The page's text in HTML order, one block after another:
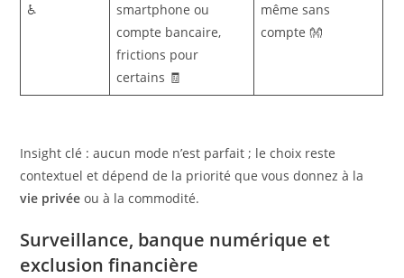
♿
smartphone ou
compte bancaire,
frictions pour
certains 🧾
même sans
compte 👐
Insight clé : aucun mode n’est parfait ; le choix reste
contextuel et dépend de la priorité que vous donnez à la
vie privée ou à la commodité.
Surveillance, banque numérique et
exclusion financière